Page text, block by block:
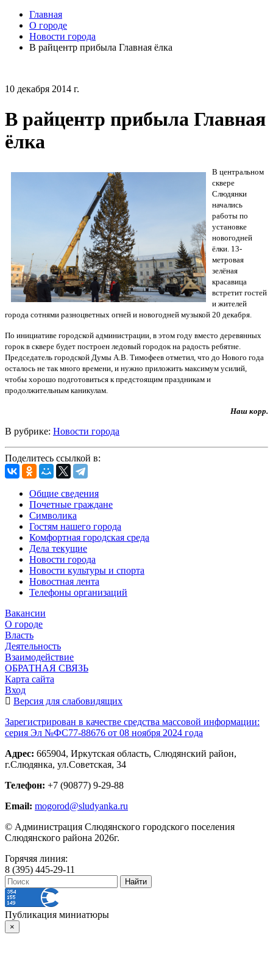
Главная
О городе
Новости города
В райцентр прибыла Главная ёлка
10 декабря 2014 г.
В райцентр прибыла Главная
ёлка
В центральном
сквере
Слюдянки
начались
работы по
установке
новогодней
ёлки. 13-
метровая
зелёная
красавица
встретит гостей
и жителей
города сотнями разноцветных огней и новогодней музыкой 20 декабря.
По инициативе городской администрации, в этом году вместо деревянных
горок в сквере будет построен ледовый городок на радость ребятне.
Председатель городской Думы А.В. Тимофеев отметил, что до Нового года
осталось не так много времени, и нужно приложить максимум усилий,
чтобы хорошо подготовиться к предстоящим праздникам и
продолжительным каникулам.
Наш корр.
В рубрике: Новости города
Поделитесь ссылкой в:
Общие сведения
Почетные граждане
Символика
Гостям нашего города
Комфортная городская среда
Дела текущие
Новости города
Новости культуры и спорта
Новостная лента
Телефоны организаций
Вакансии
О городе
Власть
Деятельность
Взаимодействие
ОБРАТНАЯ СВЯЗЬ
Карта сайта
Вход
Версия для слабовидящих
Зарегистрирован в качестве средства массовой информации:
серия Эл №ФС77-88676 от 08 ноября 2024 года
Адрес: 665904, Иркутская область, Слюдянский район,
г.Слюдянка, ул.Советская, 34
Телефон: +7 (90877) 9-29-88
Email: mogorod@sludyanka.ru
© Администрация Слюдянского городского поселения
Слюдянского района 2026г.
Горячяя линия:
8 (395) 445-29-11
Публикация миниатюры
×